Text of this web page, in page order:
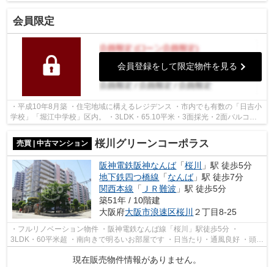
会員限定
会員登録をして限定物件を見る
・平成10年8月築 ・住宅地域に構えるレジデンス ・市内でも有数の「日吉小
学校」「堀江中学校」区内。 ・3LDK・65.10平米・3面採光・2面バルコニ
売買 | 中古マンション
桜川グリーンコーポラス
阪神電鉄阪神なんば「桜川
」駅 徒歩5分
地下鉄四つ橋線 「なんば」駅 徒歩7分
関西本線 「 ＪＲ難波 」駅 徒歩5分
築51年 / 10階建
大阪府大阪市浪速区桜川 ２丁目8-25
・フルリノベーション物件 ・阪神電鉄なんば線「桜川」駅徒歩5分 ・
3LDK・60平米超 ・南向きで明るいお部屋です ・日当たり・通風良好 ・頭金
現在販売物件情報がありません。